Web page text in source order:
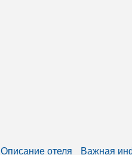
Описание отеля Важная